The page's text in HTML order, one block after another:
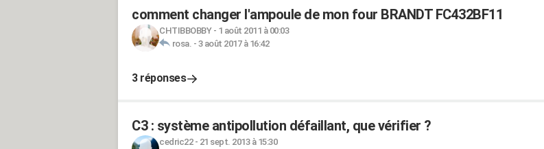
comment changer l'ampoule de mon four BRANDT FC432BF11
CHTIBBOBBY- 1 août 2011 à 00:03
rosa. - 3 août 2017 à 16:42
3 réponses
C3 : système antipollution défaillant, que vérifier ?
cedric22- 21 sept. 2013 à 15:30